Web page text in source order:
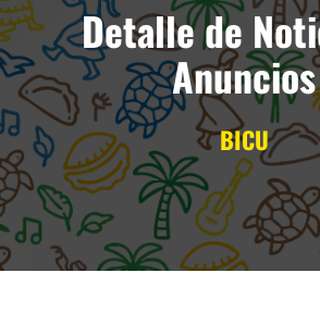
Detalle de
Anuncios
BICU